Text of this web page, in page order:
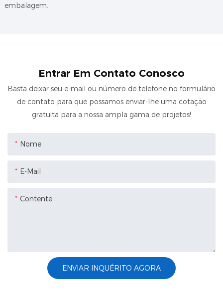
embalagem.
Entrar Em Contato Conosco
Basta deixar seu e-mail ou número de telefone no formulário
de contato para que possamos enviar-lhe uma cotação
gratuita para a nossa ampla gama de projetos!
Nome
E-Mail
Contente
ENVIAR INQUÉRITO AGORA